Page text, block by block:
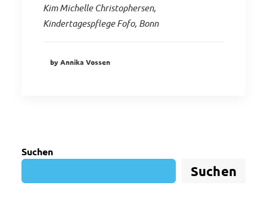
Kim Michelle Christophersen,
Kindertagespflege Fofo, Bonn
by Annika Vossen
Suchen
Suchen